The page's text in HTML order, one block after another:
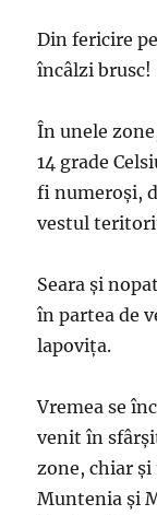
Din fericire
încâlzi brusc!
În unele
14 grade
fi numeroși,
vestul
Seara și
în partea de
lapovița.
Vremea se
venit în
zone, chiar și
Muntenia și